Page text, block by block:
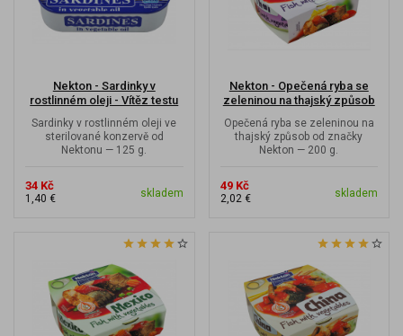
Nekton - Sardinky v
rostlinném oleji - Vítěz testu
Sardinky v rostlinném oleji ve
sterilované konzervě od
Nektonu — 125 g.
34 Kč
1,40 € skladem
Nekton - Opečená ryba se
zeleninou na thajský způsob
Opečená ryba se zeleninou na
thajský způsob od značky
Nekton — 200 g.
49 Kč
2,02 € skladem